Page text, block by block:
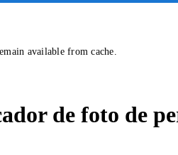
available from cache.
de foto de